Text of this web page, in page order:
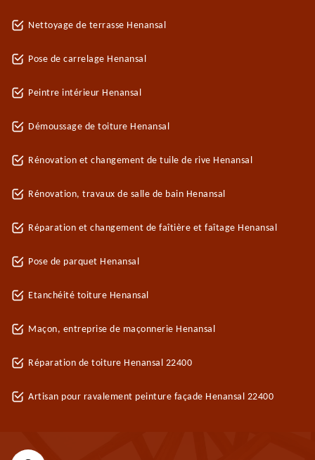
Nettoyage de terrasse Henansal
Pose de carrelage Henansal
Peintre intérieur Henansal
Démoussage de toiture Henansal
Rénovation et changement de tuile de rive Henansal
Rénovation, travaux de salle de bain Henansal
Réparation et changement de faîtière et faîtage Henansal
Pose de parquet Henansal
Etanchéité toiture Henansal
Maçon, entreprise de maçonnerie Henansal
Réparation de toiture Henansal 22400
Artisan pour ravalement peinture façade Henansal 22400